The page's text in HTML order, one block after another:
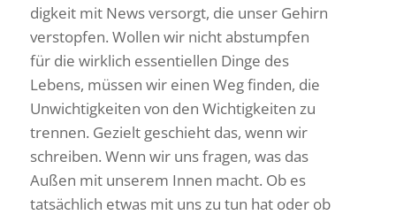
dig­keit mit News versorgt, die unser Gehirn
verstopfen. Wollen wir nicht abstumpfen
für die wirk­lich essen­ti­ellen Dinge des
Lebens, müssen wir einen Weg finden, die
Unwich­tig­keiten von den Wich­tig­keiten zu
trennen. Gezielt geschieht das, wenn wir
schreiben. Wenn wir uns fragen, was das
Außen mit unserem Innen macht. Ob es
tatsäch­lich etwas mit uns zu tun hat oder ob